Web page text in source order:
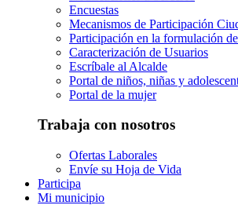
Encuestas
Mecanismos de Participación
Participación en la formulación
Caracterización de Usuarios
Escríbale al Alcalde
Portal de niños, niñas y
Portal de la mujer
Trabaja con nosotros
Ofertas Laborales
Envíe su Hoja de Vida
Participa
Mi municipio